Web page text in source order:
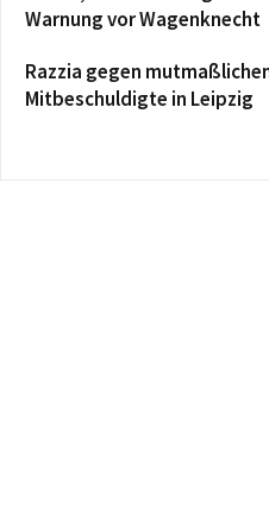
Warnung vor Wagenknecht
Razzia gegen
Mitbeschuldigte in Leipzig